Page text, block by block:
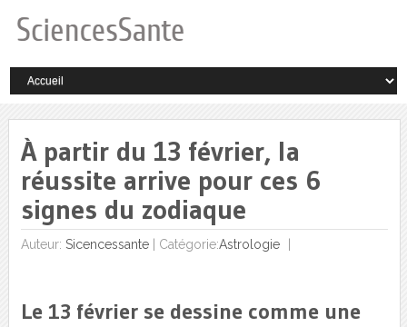
À partir du 13 février, la
réussite arrive pour ces 6
signes du zodiaque
Auteur: Sicencessante| Catégorie:Astrologie
Le 13 février se dessine comme une